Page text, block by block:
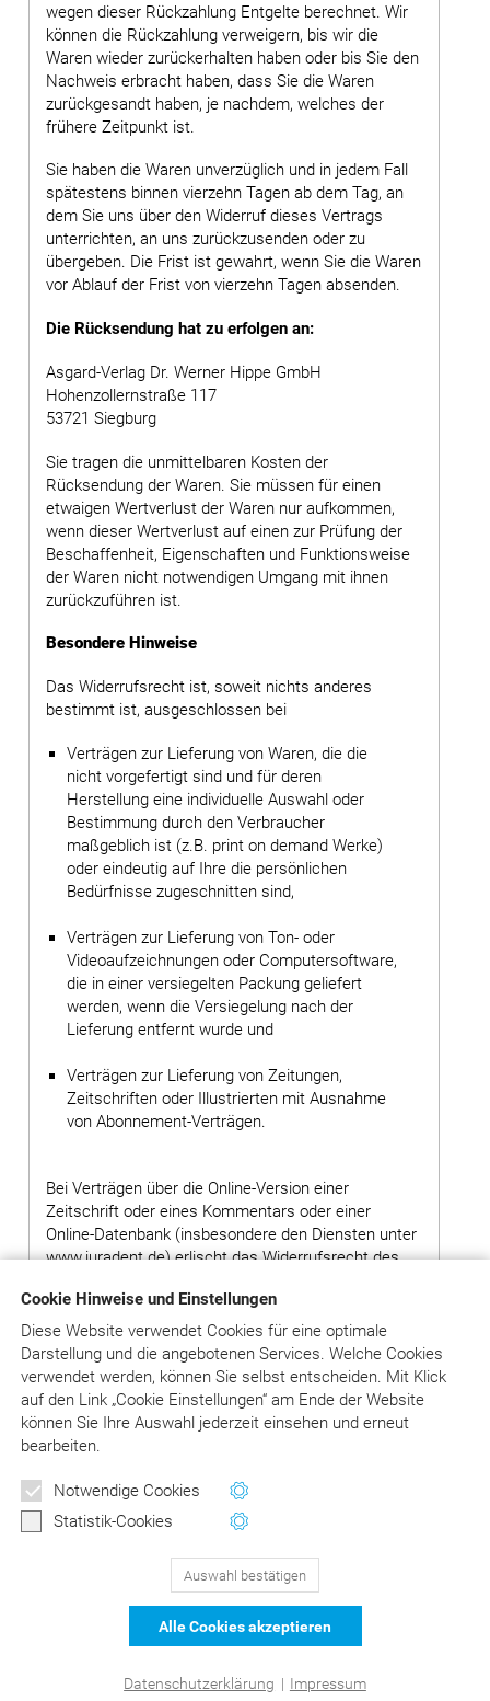
Cookie Hinweise und Einstellungen
Diese Website verwendet Cookies für eine optimale
Darstellung und die angebotenen Services. Welche Cookies
verwendet werden, können Sie selbst entscheiden. Mit Klick
aufden Link „Cookie Einstellungen“ am Ende der Website
können Sie Ihre Auswahl jederzeit einsehen und erneut
bearbeiten.
Notwendige Cookies
Statistik-Cookies
Auswahl bestätigen
Alle Cookies akzeptieren
Datenschutzerklärung | Impressum
wegen dieser Rückzahlung Entgelte berechnet. Wir
können die Rückzahlung verweigern, bis wir die
Waren wieder zurückerhalten haben oder bis Sie den
Nachweis erbracht haben, dass Sie die Waren
zurückgesandt haben, je nachdem, welches der
frühere Zeitpunkt ist.
Sie haben die Waren unverzüglich und in jedem Fall
spätestens binnen vierzehn Tagen ab dem Tag, an
dem Sie uns über den Widerruf dieses Vertrags
unterrichten, an uns zurückzusenden oder zu
übergeben. Die Frist ist gewahrt, wenn Sie die Waren
vor Ablauf der Frist von vierzehn Tagen absenden.
Die Rücksendung hat zu erfolgen an:
Asgard-Verlag Dr. Werner Hippe GmbH
Hohenzollernstraße 117
53721 Siegburg
Sie tragen die unmittelbaren Kosten der
Rücksendung der Waren. Sie müssen für einen
etwaigen Wertverlust der Waren nur aufkommen,
wenn dieser Wertverlust auf einen zur Prüfung der
Beschaffenheit, Eigenschaften und Funktionsweise
der Waren nicht notwendigen Umgang mit ihnen
zurückzuführen ist.
Besondere Hinweise
Das Widerrufsrecht ist, soweit nichts anderes
bestimmt ist, ausgeschlossen bei
Verträgen zur Lieferung von Waren, die die
nicht vorgefertigt sind und für deren
Herstellung eine individuelle Auswahl oder
Bestimmung durch den Verbraucher
maßgeblich ist (z.B. print on demand Werke)
oder eindeutig auf Ihre die persönlichen
Bedürfnisse zugeschnitten sind,
Verträgen zur Lieferung von Ton- oder
Videoaufzeichnungen oder Computersoftware,
die in einer versiegelten Packung geliefert
werden, wenn die Versiegelung nach der
Lieferung entfernt wurde und
Verträgen zur Lieferung von Zeitungen,
Zeitschriften oder Illustrierten mit Ausnahme
von Abonnement-Verträgen.
Bei Verträgen über die Online-Version einer
Zeitschrift oder eines Kommentars oder einer
Online-Datenbank (insbesondere den Diensten unter
www.juradent.de) erlischt das Widerrufsrecht des
Ausführung seiner Dienstleistungen mit der
ausdrücklichen Zustimmung des Kunden vor Ende
der Widerrufsfrist begonnen hat oder der Kunde
diese selbst veranlasst hat. Das ist insbesondere
der Fall, wenn der Kunde sich mit seinen
Zugangsdaten Zugang zu der Online-Version einer
Zeitschrift oder eines Kommentars oder der Online-
DER Kommentar zu BEMA und
129Bewertungen auf ProvenExpert.com
Newsletter
Wertvolle Tipps und Hinweise
Jetzt anmelden